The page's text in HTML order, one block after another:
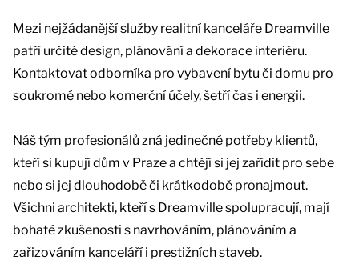
Mezi nejžádanější služby realitní kanceláře Dreamville
patří určitě design, plánování a dekorace interiéru.
Kontaktovat odborníka pro vybavení bytu či domu pro
soukromé nebo komerční účely, šetří čas i energii.
Náš tým profesionálů zná jedinečné potřeby klientů,
kteří si kupují dům v Praze a chtějí si jej zařídit pro sebe
nebo si jej dlouhodobě či krátkodobě pronajmout.
Všichni architekti, kteří s Dreamville spolupracují, mají
bohaté zkušenosti s navrhováním, plánováním a
zařizováním kanceláří i prestižních staveb.